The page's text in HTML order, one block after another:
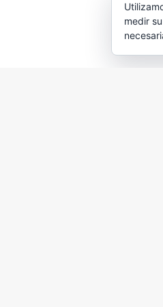
medir